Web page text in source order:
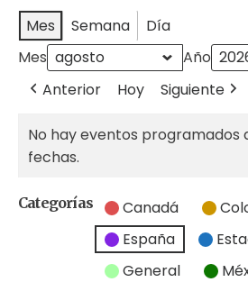
Mes Semana
Día
Mes
Año
Anterior
Hoy Siguiente
No hay eventos programados
fechas.
Categorías Canadá
España
General